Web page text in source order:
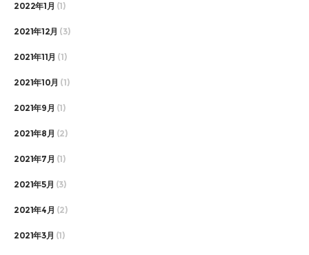
2022年1月 (1)
2021年12月 (3)
2021年11月 (1)
2021年10月 (1)
2021年9月 (1)
2021年8月 (2)
2021年7月 (1)
2021年5月 (3)
2021年4月 (2)
2021年3月 (1)